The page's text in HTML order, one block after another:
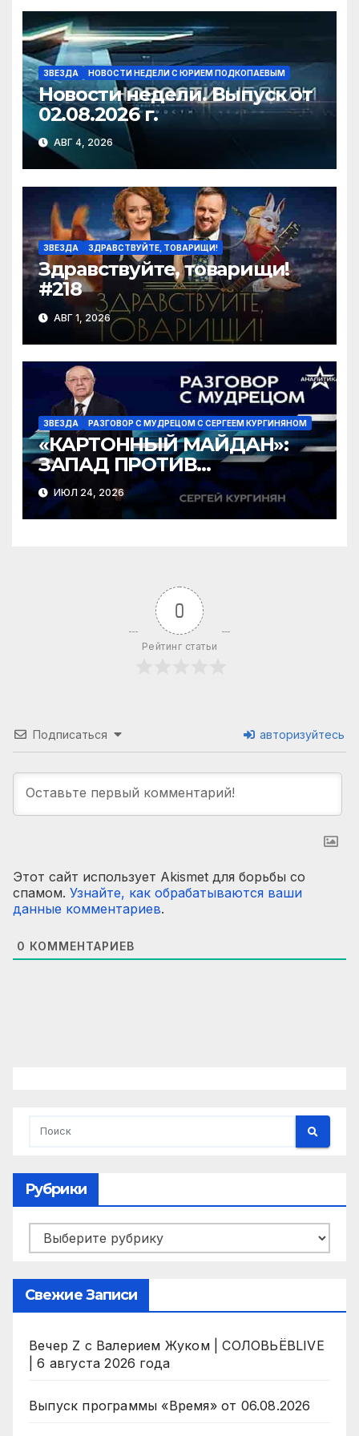
ki
ЗВЕЗДА НОВОСТИ НЕДЕЛИ С ЮРИЕМ ПОДКОПАЕВЫМ
Новости недели. Выпуск от
02.08.2026 г.
АВГ 4, 2026
ЗВЕЗДА ЗДРАВСТВУЙТЕ, ТОВАРИЩИ!
Здравствуйте, товарищи!
#218
АВГ 1, 2026
ЗВЕЗДА РАЗГОВОР С МУДРЕЦОМ С СЕРГЕЕМ КУРГИНЯНОМ
«КАРТОННЫЙ МАЙДАН»:
ЗАПАД ПРОТИВ
ЗЕЛЕНСКОГО?
ИЮЛ 24, 2026
0
Рейтинг статьи
Подписаться авторизуйтесь
Этот сайт использует Akismet для борьбы со
спамом. Узнайте, как обрабатываются ваши
данные комментариев.
0 КОММЕНТАРИЕВ
Рубрики
Рубрики
Свежие Записи
Вечер Z с Валерием Жуком | СОЛОВЬЁВLIVE
| 6 августа 2026 года
Выпуск программы «Время» от 06.08.2026